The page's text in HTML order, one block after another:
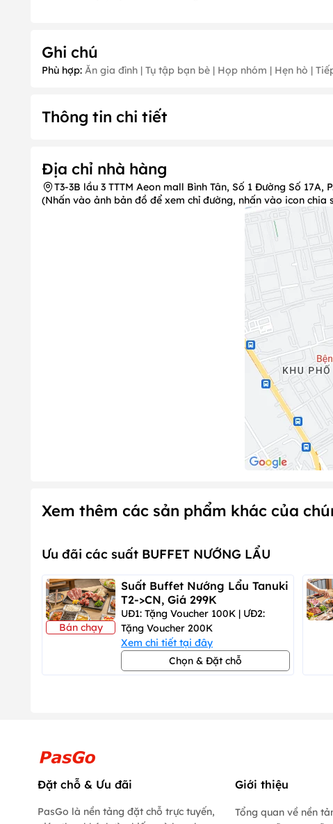
- Đoàn từ20
2. Quy định về ưu đãi: Có, cụ thể như sau:
1, 2, 25);
Tháng 11 (Ngày 20);
3. Quy định về thời gian nhận khách PasGo
- Nhà hàng luôn nhận khách PasGo
4. Quy định về Thời gian đặt chỗ trước: Không quy định
Quý khách vui lòng đặt chỗ trước ít nhất 30 phút để
5. Quy định về Thời gian giữ chỗ tối đa: Có cụ thể như
6. Quy định về số khách tối thiểu trên mỗi lượt đặt
- Số khách tối thiểu trên mỗi lượt đặt bàn: Từ02người lớn trở
7. Quy định về Hoá đơn: Có, cụ thể như sau:
VAT đồ ăn và 10% đồ
Nhà hàng không xuất hóa đơn trực tiếp
Tháng 1 (ngày 29,30,31), Tháng 2 (ngày 02)
9. Quy định về phí mang đồ vào: Có, cụ thể như sau:
Ghi chú
Phù hợp: Ăn gia đình | Tụ tập bạn bè | Họp nhóm | Hẹn hò |
Thông tin chi tiết
Địa chỉ nhà hàng
T3-3B lầu 3 TTTM Aeon mall Bình Tân, Số 1 Đường Số 17A,
(Nhấn vào ảnh bản đồ để xem chỉ đường, nhấn vào icon chia
Xem thêm các sản phẩm khác của
Ưu đãi các suất BUFFET NƯỚNG LẨU
Bán chạy
Suất Buffet Nướng Lẩu Tanuki
T2->CN, Giá 299K
UĐ1: Tặng Voucher 100K | ƯĐ2:
Tặng Voucher 200K
Xem chi tiết tại đây
Chọn & Đặt chỗ
Đặt chỗ & Ưu đãi
PasGo là nền tảng đặt chỗ trực tuyến,
Giới thiệu
Tổng quan về nền